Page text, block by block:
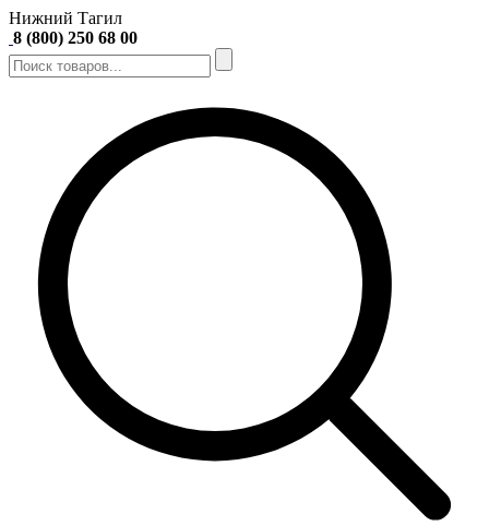
Нижний Тагил
8 (800) 250 68 00